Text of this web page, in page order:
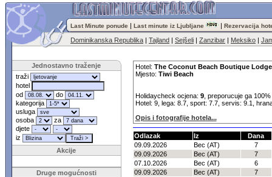
Last Minute ponude | Last minute iz Ljubljane | Rezervacija
Dominikanska Republika | Tajland | Sejšeli | Zanzibar | Meksiko |
Jednostavno traženje
traži
hotel
od
do
kategorija
usluga
osoba
za
djete
iz
Akcije
Druge mogućnosti
Hotel: The Coconut Beach Boutique Lodge
Mjesto: Tiwi Beach
Holidaycheck ocjena: 9, preporucuje ga
Hotel: 9, lega: 8.7, sport: 7.7, servis: 9.1,
Opis i fotografije hotela...
Odlazak Iz
Dana
09.09.2026
Bec (AT)
7
09.09.2026
Bec (AT)
7
07.10.2026
Bec (AT)
6
09.09.2026
Bec (AT)
7